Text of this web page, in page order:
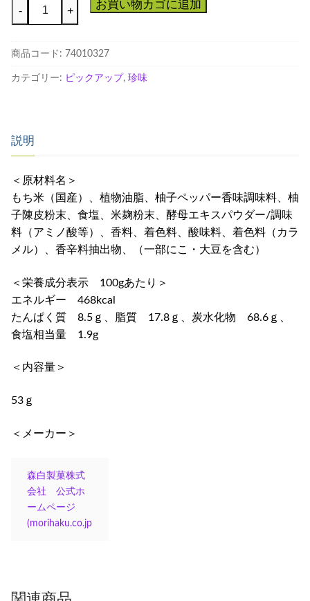
こ
う
れ
個
- + お買い物カゴに追加
商品コード: 74010327
カテゴリー: ピックアップ, 珍味
説明
＜原材料名＞
もち米（国産）、植物油脂、柚子ペッパー香味調味料、柚
子陳皮粉末、食塩、米麹粉末、酵母エキスパウダー/調味
料（アミノ酸等）、香料、着色料、酸味料、着色料（カラ
メル）、香辛料抽出物、（一部にこ・大豆を含む）
＜栄養成分表示 100gあたり＞
エネルギー 468kcal
たんぱく質 8.5ｇ、脂質 17.8ｇ、炭水化物 68.6ｇ、
食塩相当量 1.9g
＜内容量＞
53ｇ
＜メーカー＞
森白製菓株式
会社 公式ホ
ームページ
(morihaku.co.jp